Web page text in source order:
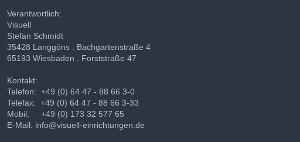
Verantwortlich:
Visuell
Stefan Schmidt
35428 Langgöns . Bachgartenstraße 4
65193 Wiesbaden . Forststraße 47
Kontakt:
Telefon: +49 (0) 64 47 - 88 66 3-0
Telefax: +49 (0) 64 47 - 88 66 3-33
Mobil: +49 (0) 173 32 577 65
E-Mail: info@visuell-einrichtungen.de